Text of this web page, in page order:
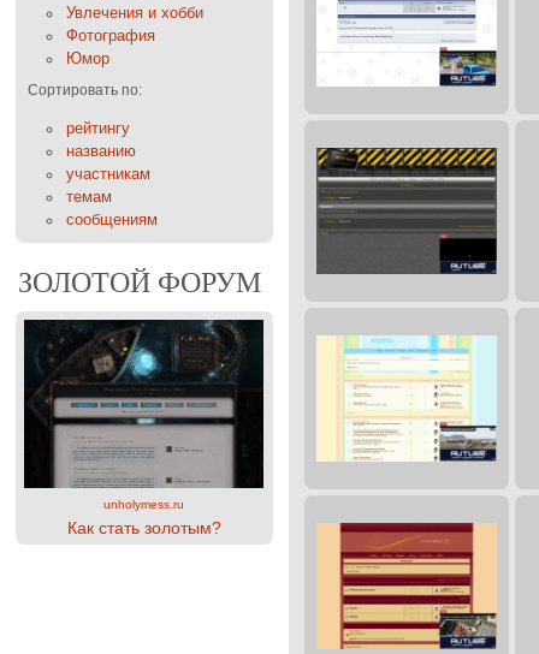
Увлечения и хобби
Фотография
Юмор
Сортировать по:
рейтингу
названию
участникам
темам
сообщениям
ЗОЛОТОЙ ФОРУМ
unholymess.ru
Как стать золотым?